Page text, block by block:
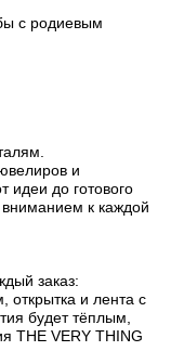
с родиевым
и
идеи до готового
к каждой
заказ:
и лента с
будет тёплым,
THE VERY THING